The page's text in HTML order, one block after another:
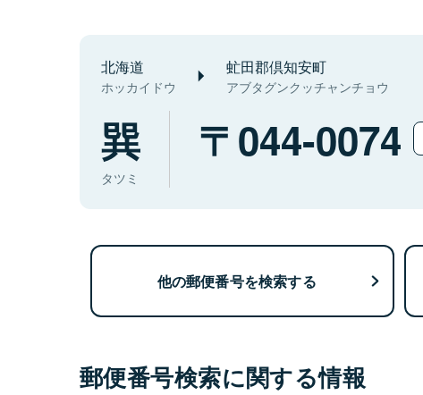
北海道
ホッカイドウ
虻田郡倶知安町
アブタグンクッチャンチョウ
巽
タツミ
044-0074
他の郵便番号を検索する
郵便番号検索に関する情報